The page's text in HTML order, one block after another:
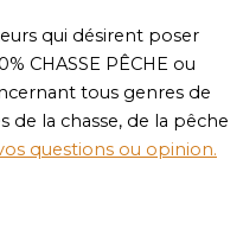
qui désirent poser
CHASSE PÊCHE ou
tous genres de
de la chasse, de la pêche
questions ou opinion.